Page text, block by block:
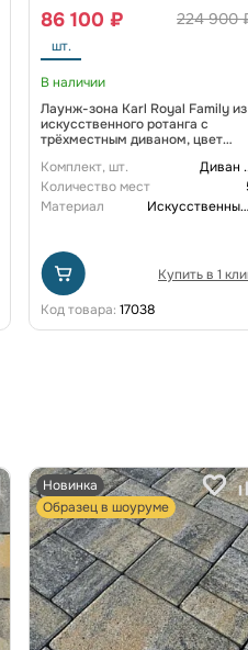
224 900
86 100 ₽
шт.
В наличии
Лаунж-зона Karl Royal Family из
искусственного ротанга с
трёхместным диваном, цвет
Комплект, шт. Диван
Количество мест
Материал
Искусственный ротанг
Купить в 1
Код товара: 17038
Новинка
Образец в шоуруме